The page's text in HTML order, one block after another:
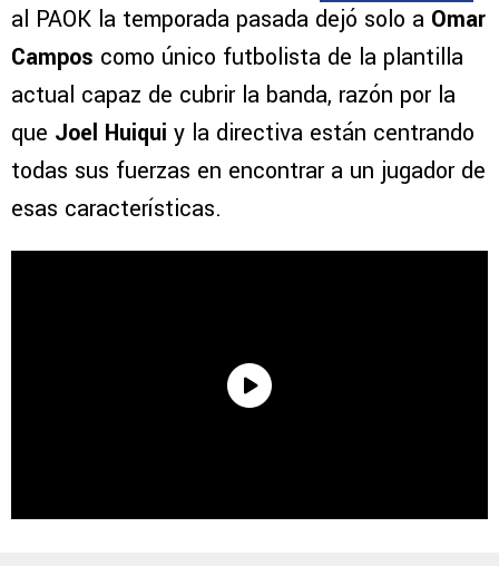
al PAOK la temporada pasada dejó solo a Omar
Campos como único futbolista de la plantilla
actual capaz de cubrir la banda, razón por la
que Joel Huiqui y la directiva están centrando
todas sus fuerzas en encontrar a un jugador de
esas características.